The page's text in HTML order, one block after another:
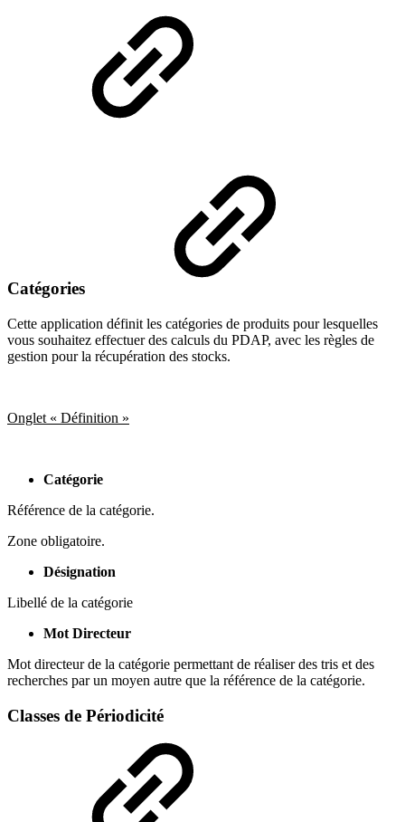
Catégories
Cette application définit les catégories de produits pour lesquelles
vous souhaitez effectuer des calculs du PDAP, avec les règles de
gestion pour la récupération des stocks.
Onglet « Définition »
Catégorie
Référence de la catégorie.
Zone obligatoire.
Désignation
Libellé de la catégorie
Mot Directeur
Mot directeur de la catégorie permettant de réaliser des tris et des
recherches par un moyen autre que la référence de la catégorie.
Classes de Périodicité